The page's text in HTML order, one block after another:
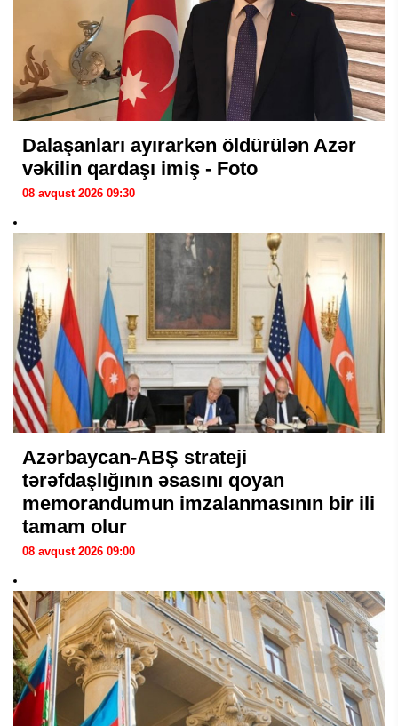
Dalaşanları ayırarkən öldürülən Azər
vəkilin qardaşı imiş - Foto
08 avqust 2026 09:30
Azərbaycan-ABŞ strateji
tərəfdaşlığının əsasını qoyan
memorandumun imzalanmasının bir ili
tamam olur
08 avqust 2026 09:00